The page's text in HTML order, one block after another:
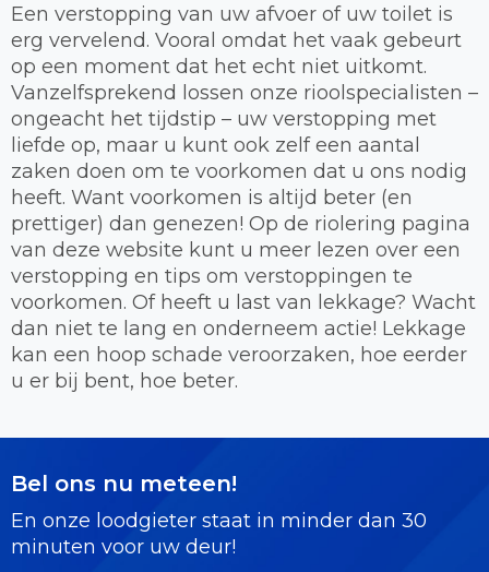
Een verstopping van uw afvoer of uw toilet is
erg vervelend. Vooral omdat het vaak gebeurt
op een moment dat het echt niet uitkomt.
Vanzelfsprekend lossen onze rioolspecialisten –
ongeacht het tijdstip – uw verstopping met
liefde op, maar u kunt ook zelf een aantal
zaken doen om te voorkomen dat u ons nodig
heeft. Want voorkomen is altijd beter (en
prettiger) dan genezen! Op de riolering pagina
van deze website kunt u meer lezen over een
verstopping en tips om verstoppingen te
voorkomen. Of heeft u last van lekkage? Wacht
dan niet te lang en onderneem actie! Lekkage
kan een hoop schade veroorzaken, hoe eerder
u er bij bent, hoe beter.
Bel ons nu meteen!
En onze loodgieter staat in minder dan 30
minuten voor uw deur!